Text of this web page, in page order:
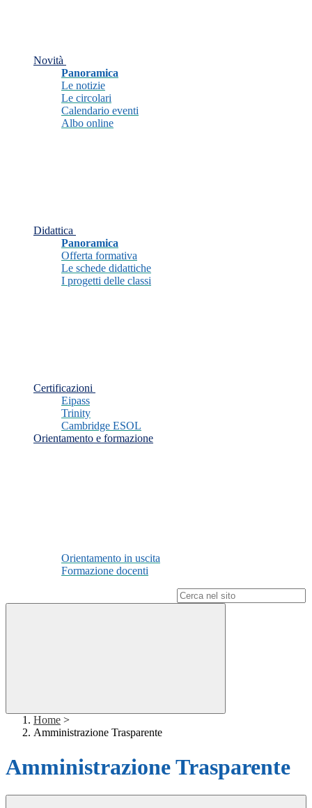
Novità
Panoramica
Le notizie
Le circolari
Calendario eventi
Albo online
Didattica
Panoramica
Offerta formativa
Le schede didattiche
I progetti delle classi
Certificazioni
Eipass
Trinity
Cambridge ESOL
Orientamento e formazione
Orientamento in uscita
Formazione docenti
Home >
Amministrazione Trasparente
Amministrazione Trasparente